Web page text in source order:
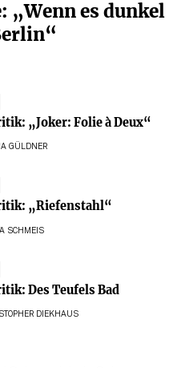
„Wenn es dunkel
„Joker: Folie à Deux“
GÜLDNER
„Riefenstahl“
SCHMEIS
Des Teufels Bad
DIEKHAUS